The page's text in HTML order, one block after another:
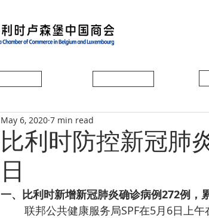
比利时防控新冠肺
日
May 6, 2020 7 min read
一、 比利时新增新冠肺炎确诊病例272例，
联邦公共健康服务局SPF在5月6日上